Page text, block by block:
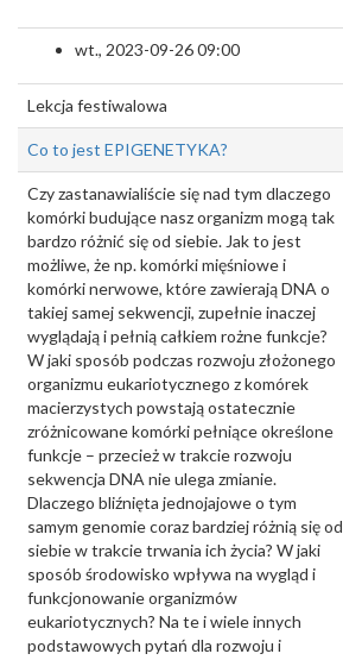
wt., 2023-09-26 09:00
Lekcja festiwalowa
Co to jest EPIGENETYKA?
Czy zastanawialiście się nad tym dlaczego
komórki budujące nasz organizm mogą tak
bardzo różnić się od siebie. Jak to jest
możliwe, że np. komórki mięśniowe i
komórki nerwowe, które zawierają DNA o
takiej samej sekwencji, zupełnie inaczej
wyglądają i pełnią całkiem rożne funkcje?
W jaki sposób podczas rozwoju złożonego
organizmu eukariotycznego z komórek
macierzystych powstają ostatecznie
zróżnicowane komórki pełniące określone
funkcje – przecież w trakcie rozwoju
sekwencja DNA nie ulega zmianie.
Dlaczego bliźnięta jednojajowe o tym
samym genomie coraz bardziej różnią się od
siebie w trakcie trwania ich życia? W jaki
sposób środowisko wpływa na wygląd i
funkcjonowanie organizmów
eukariotycznych? Na te i wiele innych
podstawowych pytań dla rozwoju i